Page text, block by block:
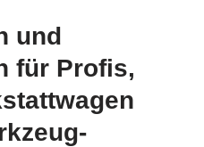
und
für Profis,